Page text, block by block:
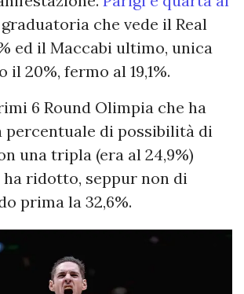
che vede il Real
ed il Maccabi ultimo, unica
il 20%, fermo al 19,1%.
6 Round Olimpia che ha
percentuale di possibilità di
una tripla (era al 24,9%)
ridotto, seppur non di
prima la 32,6%.